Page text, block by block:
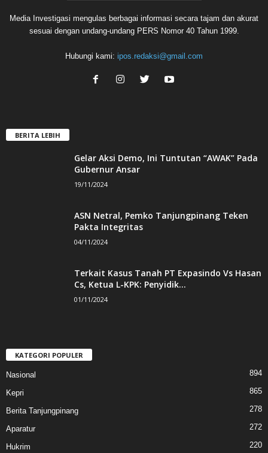
Media Investigasi mengulas berbagai informasi secara tajam dan akurat
sesuai dengan undang-undang PERS Nomor 40 Tahun 1999.
Hubungi kami: ipos.redaksi@gmail.com
BERITA LEBIH
Gelar Aksi Demo, Ini Tuntutan “AWAK” Pada
Gubernur Ansar
19/11/2024
ASN Netral, Pemko Tanjungpinang Teken
Pakta Integritas
04/11/2024
Terkait Kasus Tanah PT Expasindo Vs Hasan
Cs, Ketua L-KPK: Penyidik...
01/11/2024
KATEGORI POPULER
Nasional 894
Kepri 865
Berita Tanjungpinang 278
Aparatur 272
Hukrim 220